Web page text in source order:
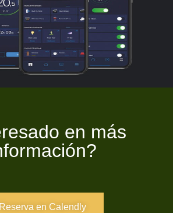
en más
Reserva en Calendly